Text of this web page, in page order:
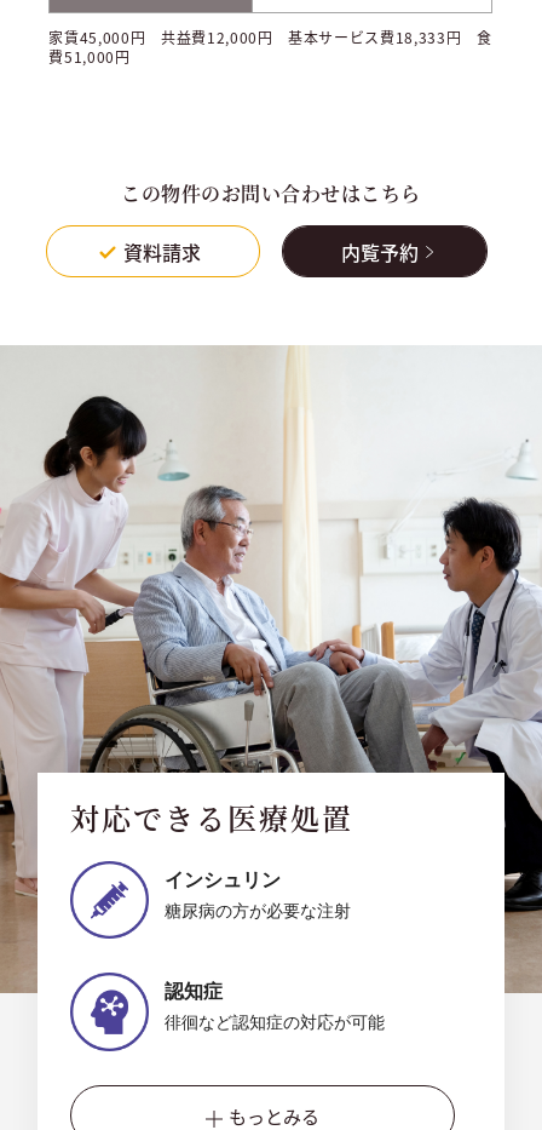
家賃45,000円 共益費12,000円 基本サービス費18,333円 食
費51,000円
この物件のお問い合わせはこちら
資料請求 内覧予約
対応できる医療処置
インシュリン
糖尿病の方が必要な注射
認知症
徘徊など認知症の対応が可能
もっとみる